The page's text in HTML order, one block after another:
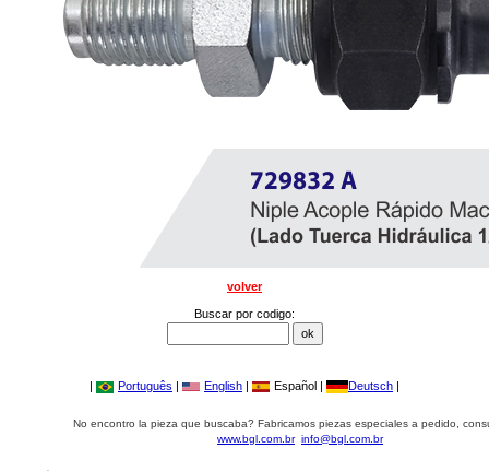
volver
Buscar por codigo:
| Português | English | Español | Deutsch |
No encontro la pieza que buscaba? Fabricamos piezas especiales a pedido,
www.bgl.com.br info@bgl.com.br